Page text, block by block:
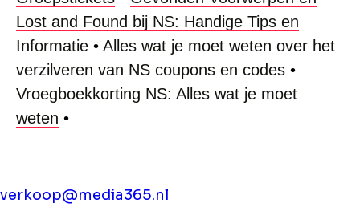
Lost and Found bij NS: Handige Tips en
Informatie • Alles wat je moet weten over het
verzilveren van NS coupons en codes •
Vroegboekkorting NS: Alles wat je moet
weten •
verkoop@media365.nl